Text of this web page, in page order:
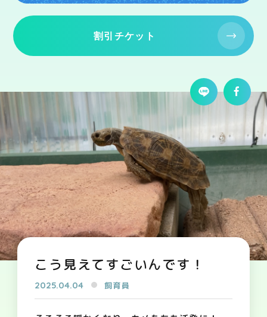
割引チケット
こう見えてすごいんです！
2025.04.04 飼育員